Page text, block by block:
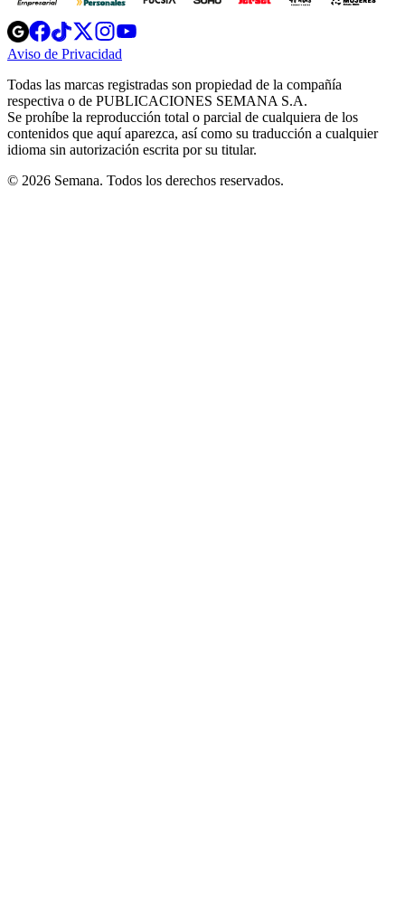
Opens
in
new
Opens
in
new
Opens
in
new
window
Opens
new
windowwindow
Aviso de Privacidad
new
window
Todas las marcas registradas son propiedad de la compañía
respectiva o de PUBLICACIONES SEMANA S.A.
Se prohíbe la reproducción total o parcial de cualquiera de los
contenidos que aquí aparezca, así como su traducción a cualquier
idioma sin autorización escrita por su titular.
© 2026 Semana. Todos los derechos reservados.